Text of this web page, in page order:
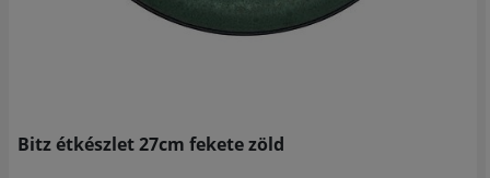
Bitz étkészlet 27cm fekete zöld